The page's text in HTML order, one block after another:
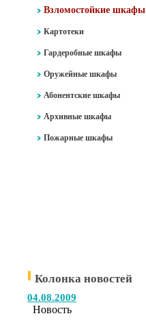
Взломостойкие шкафы
Картотеки
Гардеробные шкафы
Оружейные шкафы
Абонентские шкафы
Архивные шкафы
Пожарные шкафы
Колонка новостей
04.08.2009
Новость